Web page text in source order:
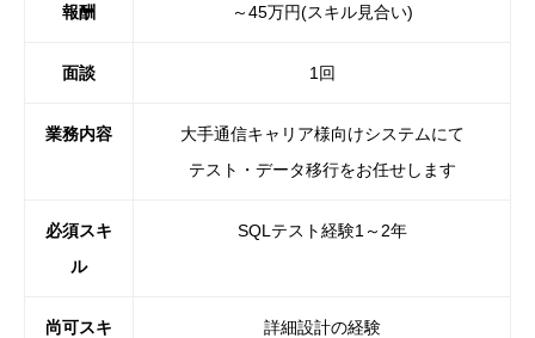
報酬 ～45万円(スキル見合い)
面談 1回
業務内容
大手通信キャリア様向けシステムにて
テスト・データ移行をお任せします
必須スキ
ル
SQLテスト経験1～2年
尚可スキ
詳細設計の経験